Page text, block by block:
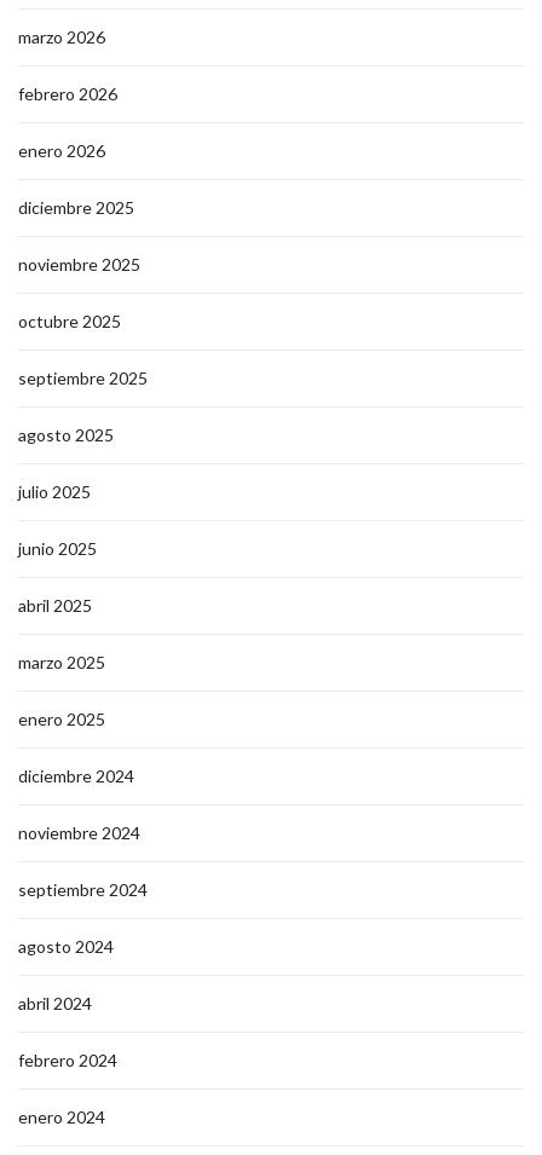
marzo 2026
febrero 2026
enero 2026
diciembre 2025
noviembre 2025
octubre 2025
septiembre 2025
agosto 2025
julio 2025
junio 2025
abril 2025
marzo 2025
enero 2025
diciembre 2024
noviembre 2024
septiembre 2024
agosto 2024
abril 2024
febrero 2024
enero 2024